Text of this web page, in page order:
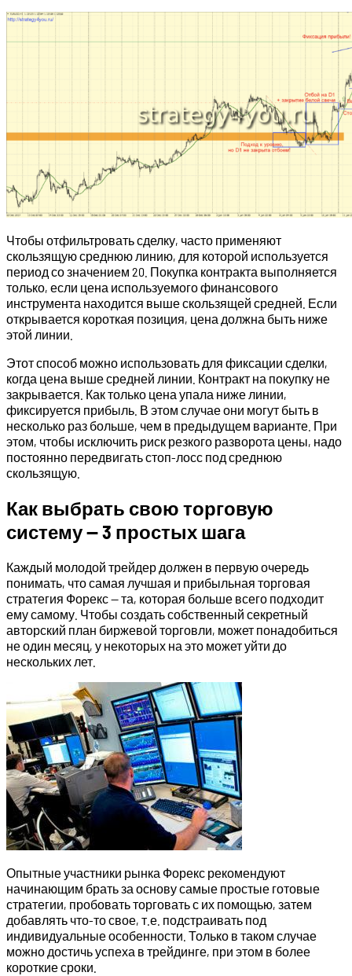
Чтобы отфильтровать сделку, часто применяют
скользящую среднюю линию, для которой используется
период со значением 20. Покупка контракта выполняется
только, если цена используемого финансового
инструмента находится выше скользящей средней. Если
открывается короткая позиция, цена должна быть ниже
этой линии.
Этот способ можно использовать для фиксации сделки,
когда цена выше средней линии. Контракт на покупку не
закрывается. Как только цена упала ниже линии,
фиксируется прибыль. В этом случае они могут быть в
несколько раз больше, чем в предыдущем варианте. При
этом, чтобы исключить риск резкого разворота цены, надо
постоянно передвигать стоп-лосс под среднюю
скользящую.
Как выбрать свою торговую
систему — 3 простых шага
Каждый молодой трейдер должен в первую очередь
понимать, что самая лучшая и прибыльная торговая
стратегия Форекс — та, которая больше всего подходит
ему самому. Чтобы создать собственный секретный
авторский план биржевой торговли, может понадобиться
не один месяц, у некоторых на это может уйти до
нескольких лет.
Опытные участники рынка Форекс рекомендуют
начинающим брать за основу самые простые готовые
стратегии, пробовать торговать с их помощью, затем
добавлять что-то свое, т.е. подстраивать под
индивидуальные особенности. Только в таком случае
можно достичь успеха в трейдинге, при этом в более
короткие сроки.